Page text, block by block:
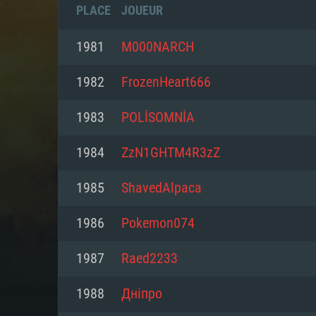
PLACE JOUEUR
1981 M000NARCH
1982 FrozenHeart666
1983 POLİSOMNİA
1984 ZzN1GHTM4R3zZ
1985 ShavedAlpaca
1986 Pokemon074
1987 Raed2233
1988 Днiпро